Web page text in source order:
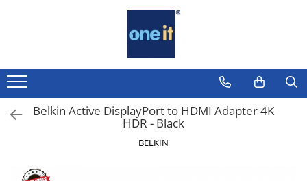
Laptop, Tablete & Telefoane
Laptop / Notebook
Notebook Consumer
Componente Laptop
Belkin Active DisplayPort to HDMI Adapter 4K
HDR - Black
BELKIN